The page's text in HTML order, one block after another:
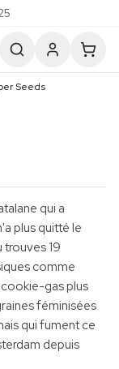
Seeds
qui a
plus quitté le
trouves 19
comme
gas plus
féminisées
qui fument ce
depuis